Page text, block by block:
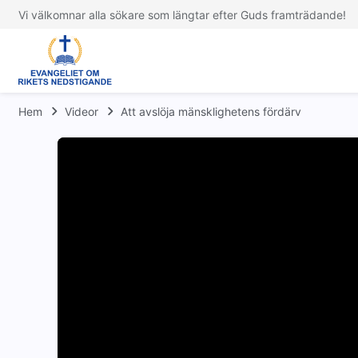
Vi välkomnar alla sökare som längtar efter Guds framträdande!
Hem Videor Att avslöja mänsklighetens fördärv